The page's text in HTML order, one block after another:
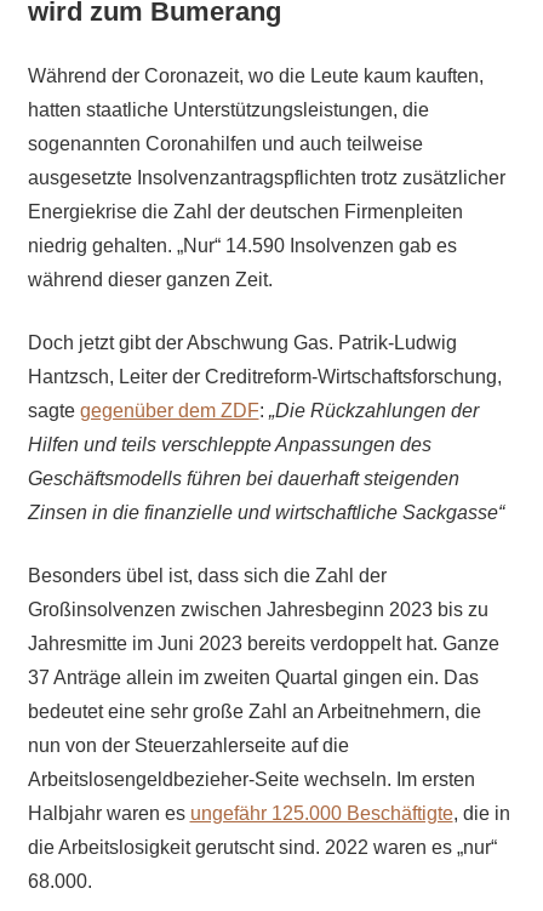
wird zum Bumerang
Während der Coronazeit, wo die Leute kaum kauften,
hatten staatliche Unterstützungsleistungen, die
sogenannten Coronahilfen und auch teilweise
ausgesetzte Insolvenzantragspflichten trotz zusätzlicher
Energiekrise die Zahl der deutschen Firmenpleiten
niedrig gehalten. „Nur“ 14.590 Insolvenzen gab es
während dieser ganzen Zeit.
Doch jetzt gibt der Abschwung Gas. Patrik-Ludwig
Hantzsch, Leiter der Creditreform-Wirtschaftsforschung,
sagte gegenüber dem ZDF: „Die Rückzahlungen der
Hilfen und teils verschleppte Anpassungen des
Geschäftsmodells führen bei dauerhaft steigenden
Zinsen in die finanzielle und wirtschaftliche Sackgasse“
Besonders übel ist, dass sich die Zahl der
Großinsolvenzen zwischen Jahresbeginn 2023 bis zu
Jahresmitte im Juni 2023 bereits verdoppelt hat. Ganze
37 Anträge allein im zweiten Quartal gingen ein. Das
bedeutet eine sehr große Zahl an Arbeitnehmern, die
nun von der Steuerzahlerseite auf die
Arbeitslosengeldbezieher-Seite wechseln. Im ersten
Halbjahr waren es ungefähr 125.000 Beschäftigte, die in
die Arbeitslosigkeit gerutscht sind. 2022 waren es „nur“
68.000.